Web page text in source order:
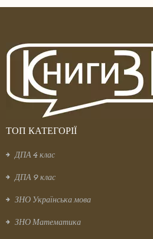
ТОП КАТЕГОРІЇ
ДПА 4 клас
ДПА 9 клас
ЗНО Українська мова
ЗНО Математика